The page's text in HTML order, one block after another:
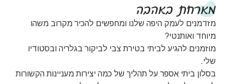
מארחת באהבה
מזדמנים לעמק היפה שלנו ומחפשים להכיר מקרוב משהו
מיוחד ואותנטי?
מוזמנים להגיע לביתי בטירת צבי לביקור בגלריה ובסטודיו
שלי.
בסלון ביתי אספר על תהליך של כמה יצירות מעניינות הקשורות